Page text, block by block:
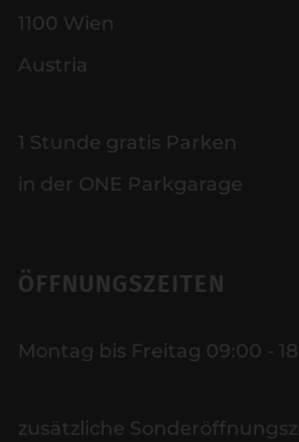
1100 Wien
Austria
1 Stunde gratis Parken
in der ONE Parkgarage
ÖFFNUNGSZEITEN
Montag bis Freitag 09:00 -
zusätzliche